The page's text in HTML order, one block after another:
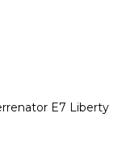
E7 Liberty